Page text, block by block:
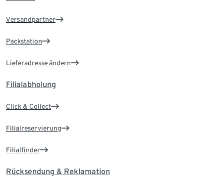
Versandpartner
Packstation
Lieferadresse ändern
Filialabholung
Click & Collect
Filialreservierung
Filialfinder
Rücksendung & Reklamation